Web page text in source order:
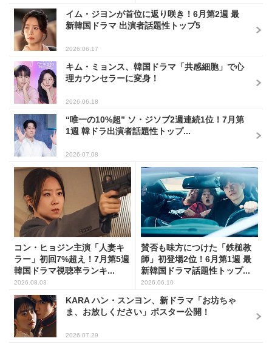
イム・ジヨンが首位に返り咲き！6月第2週 最
新韓国ドラマ 出演者話題性トップ5
2026.06.17
キム・ミョンス、韓国ドラマ「共感細胞」で心
理カウンセラーに変身！
2026.06.18
“唯一の10%超” ソ・ジソブ2週連続1位！7月第
1週 韓ドラ出演者話題性トップ...
2026.07.08
コン・ヒョジン主演「人妻キ
ラー」初回7%超え！7月第5週
韓国ドラマ視聴率ランキ...
2026.08.03
賛否も味方につけた「鉄槌教
師」初登場2位！6月第1週 最
新韓国ドラマ話題性トップ...
2026.06.10
KARA ハン・スンヨン、新ドラマ「お坊ちゃ
ま、お放しください」ポスター公開！
2026.07.29